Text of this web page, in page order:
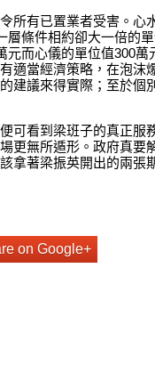
所有已置業者受害。心
條件相約卻大一倍的
而心儀的單位值300萬
適當經濟策略，在泡沫
建議來得實際；至於個
可看到梁班子的真正
更無所遁形。政府真要
拿著梁振英開出的兩張
on Google+